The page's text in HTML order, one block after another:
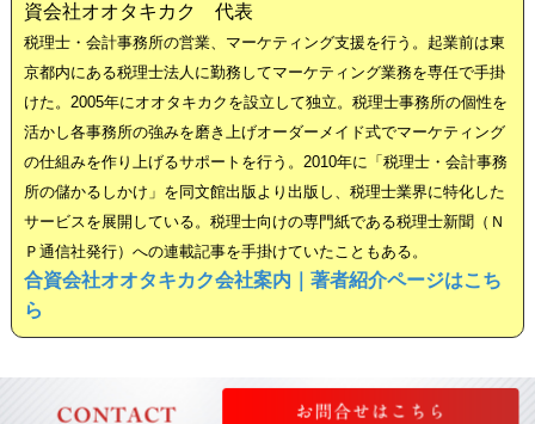
資会社オオタキカク 代表
税理士・会計事務所の営業、マーケティング支援を行う。起業前は東
京都内にある税理士法人に勤務してマーケティング業務を専任で手掛
けた。2005年にオオタキカクを設立して独立。税理士事務所の個性を
活かし各事務所の強みを磨き上げオーダーメイド式でマーケティング
の仕組みを作り上げるサポートを行う。2010年に「税理士・会計事務
所の儲かるしかけ」を同文館出版より出版し、税理士業界に特化した
サービスを展開している。税理士向けの専門紙である税理士新聞（Ｎ
Ｐ通信社発行）への連載記事を手掛けていたこともある。
合資会社オオタキカク会社案内｜著者紹介ページはこち
ら